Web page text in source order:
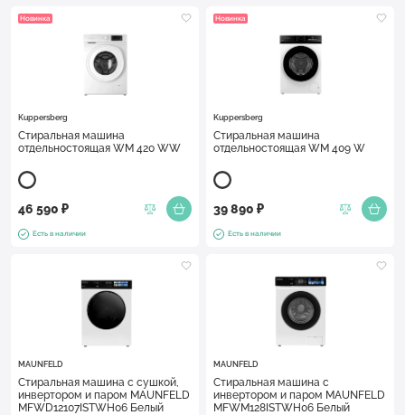
Новинка
Kuppersberg
Стиральная машина
отдельностоящая WM 420 WW
46 590 ₽
Есть в наличии
Новинка
Kuppersberg
Стиральная машина
отдельностоящая WM 409 W
39 890 ₽
Есть в наличии
MAUNFELD
Стиральная машина с сушкой,
инвертором и паром MAUNFELD
MFWD12107ISTWH06 Белый
MAUNFELD
Стиральная машина с
инвертором и паром MAUNFELD
MFWM128ISTWH06 Белый